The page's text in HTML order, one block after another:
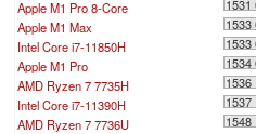
Apple M1 Pro 8-Core
1531
Apple M1 Max
1533
Intel Core i7-11850H
1533
Apple M1 Pro
1534
AMD Ryzen 7 7735H
1536
Intel Core i7-11390H
1537
AMD Ryzen 7 7736U
1548